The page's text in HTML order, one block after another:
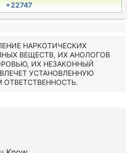
+22747
НАРКОТИЧЕСКИХ
ВЕЩЕСТВ, ИХ АНОЛОГОВ
ИХ НЕЗАКОННЫЙ
УСТАНОВЛЕННУЮ